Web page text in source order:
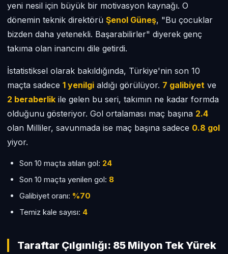
yeni nesil için büyük bir motivasyon kaynağı. O
dönemin teknik direktörü Şenol Güneş, "Bu çocuklar
bizden daha yetenekli. Başarabilirler" diyerek genç
takıma olan inancını dile getirdi.
İstatistiksel olarak bakıldığında, Türkiye'nin son 10
maçta sadece 1 yenilgi aldığı görülüyor. 7 galibiyet ve
2 beraberlik ile gelen bu seri, takımın ne kadar formda
olduğunu gösteriyor. Gol ortalaması maç başına 2.4
olan Milliler, savunmada ise maç başına sadece 0.8 gol
yiyor.
Son 10 maçta atılan gol: 24
Son 10 maçta yenilen gol: 8
Galibiyet oranı: %70
Temiz kale sayısı: 4
Taraftar Çılgınlığı: 85 Milyon Tek Yürek